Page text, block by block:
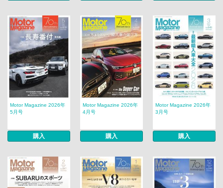
Motor Magazine 2026年
5月号
購入
Motor Magazine 2026年
4月号
購入
Motor Magazine 2026年
3月号
購入